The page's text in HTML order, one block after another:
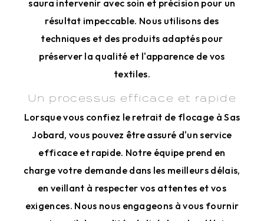
saura intervenir avec soin et précision pour un
résultat impeccable. Nous utilisons des
techniques et des produits adaptés pour
préserver la qualité et l'apparence de vos
textiles.
Un processus efficace et rapide
Lorsque vous confiez le retrait de flocage à Sas
Jobard, vous pouvez être assuré d'un service
efficace et rapide. Notre équipe prend en
charge votre demande dans les meilleurs délais,
en veillant à respecter vos attentes et vos
exigences. Nous nous engageons à vous fournir